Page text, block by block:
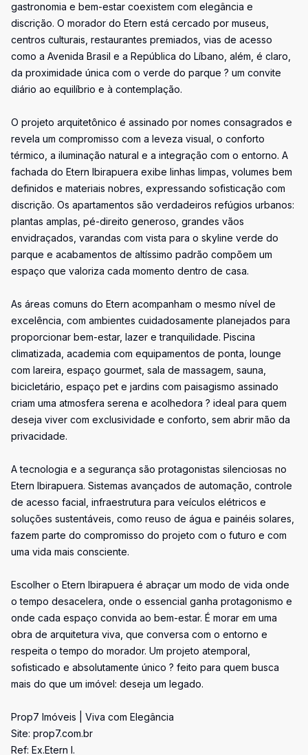
gastronomia e bem-estar coexistem com elegância e
discrição. O morador do Etern está cercado por museus,
centros culturais, restaurantes premiados, vias de acesso
como a Avenida Brasil e a República do Líbano, além, é claro,
da proximidade única com o verde do parque ? um convite
diário ao equilíbrio e à contemplação.
O projeto arquitetônico é assinado por nomes consagrados e
revela um compromisso com a leveza visual, o conforto
térmico, a iluminação natural e a integração com o entorno. A
fachada do Etern Ibirapuera exibe linhas limpas, volumes bem
definidos e materiais nobres, expressando sofisticação com
discrição. Os apartamentos são verdadeiros refúgios urbanos:
plantas amplas, pé-direito generoso, grandes vãos
envidraçados, varandas com vista para o skyline verde do
parque e acabamentos de altíssimo padrão compõem um
espaço que valoriza cada momento dentro de casa.
As áreas comuns do Etern acompanham o mesmo nível de
excelência, com ambientes cuidadosamente planejados para
proporcionar bem-estar, lazer e tranquilidade. Piscina
climatizada, academia com equipamentos de ponta, lounge
com lareira, espaço gourmet, sala de massagem, sauna,
bicicletário, espaço pet e jardins com paisagismo assinado
criam uma atmosfera serena e acolhedora ? ideal para quem
deseja viver com exclusividade e conforto, sem abrir mão da
privacidade.
A tecnologia e a segurança são protagonistas silenciosas no
Etern Ibirapuera. Sistemas avançados de automação, controle
de acesso facial, infraestrutura para veículos elétricos e
soluções sustentáveis, como reuso de água e painéis solares,
fazem parte do compromisso do projeto com o futuro e com
uma vida mais consciente.
Escolher o Etern Ibirapuera é abraçar um modo de vida onde
o tempo desacelera, onde o essencial ganha protagonismo e
onde cada espaço convida ao bem-estar. É morar em uma
obra de arquitetura viva, que conversa com o entorno e
respeita o tempo do morador. Um projeto atemporal,
sofisticado e absolutamente único ? feito para quem busca
mais do que um imóvel: deseja um legado.
Prop7 Imóveis | Viva com Elegância
Site: prop7.com.br
Ref: Ex.Etern I.